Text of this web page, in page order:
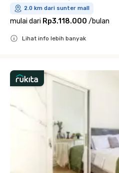
2.0 km dari sunter mall
mulai dari Rp3.118.000 /bulan
Lihat info lebih banyak